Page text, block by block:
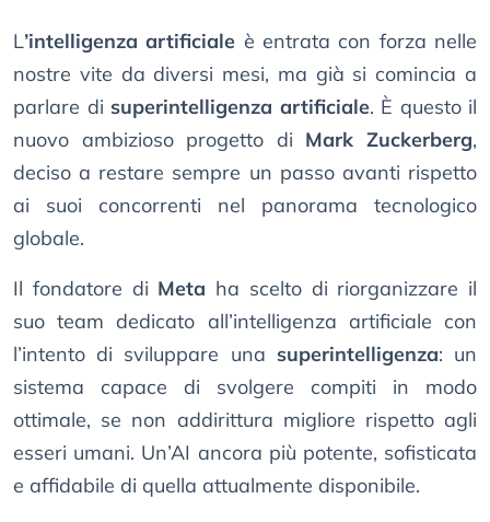
L’intelligenza artificiale è entrata con forza nelle
nostre vite da diversi mesi, ma già si comincia a
parlare di superintelligenza artificiale. È questo il
nuovo ambizioso progetto di Mark Zuckerberg,
deciso a restare sempre un passo avanti rispetto
ai suoi concorrenti nel panorama tecnologico
globale.
Il fondatore di Meta ha scelto di riorganizzare il
suo team dedicato all’intelligenza artificiale con
l’intento di sviluppare una superintelligenza: un
sistema capace di svolgere compiti in modo
ottimale, se non addirittura migliore rispetto agli
esseri umani. Un’AI ancora più potente, sofisticata
e affidabile di quella attualmente disponibile.